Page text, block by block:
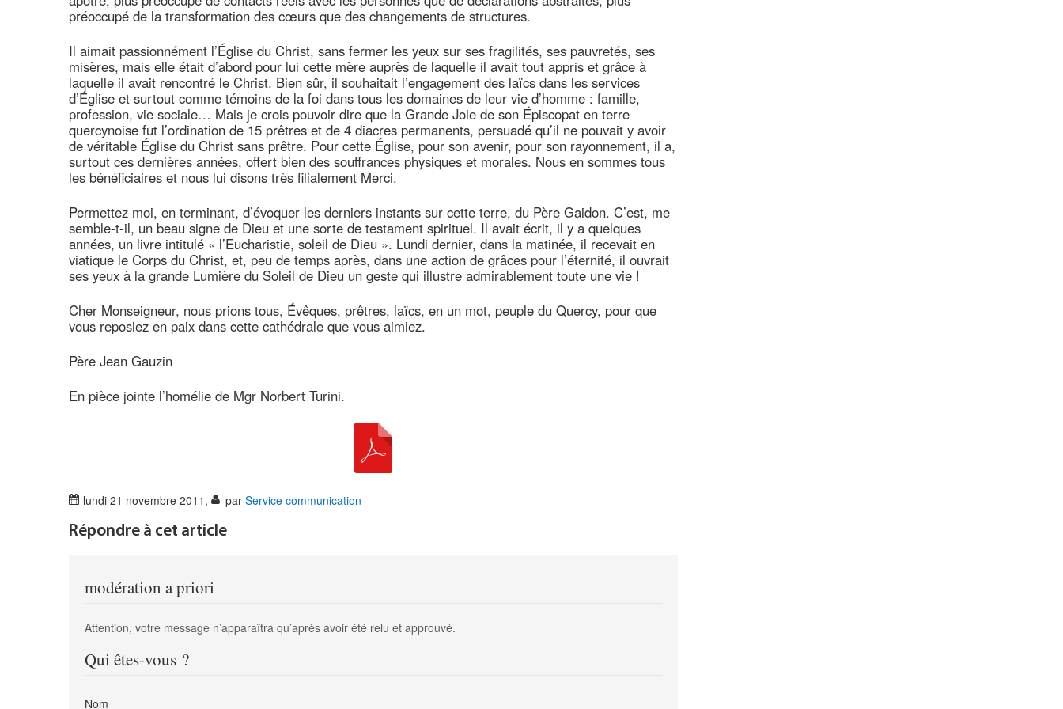
préoccupé de la transformation des cœurs que des changements de structures.
Il aimait passionnément l’Église du Christ, sans fermer les yeux sur ses fragilités, ses pauvretés, ses
misères, mais elle était d’abord pour lui cette mère auprès de laquelle il avait tout appris et grâce à
laquelle il avait rencontré le Christ. Bien sûr, il souhaitait l’engagement des laïcs dans les services
d’Église et surtout comme témoins de la foi dans tous les domaines de leur vie d’homme : famille,
profession, vie sociale… Mais je crois pouvoir dire que la Grande Joie de son Épiscopat en terre
quercynoise fut l’ordination de 15 prêtres et de 4 diacres permanents, persuadé qu’il ne pouvait y avoir
de véritable Église du Christ sans prêtre. Pour cette Église, pour son avenir, pour son rayonnement, il a,
surtout ces dernières années, offert bien des souffrances physiques et morales. Nous en sommes tous
les bénéficiaires et nous lui disons très filialement Merci.
Permettez moi, en terminant, d’évoquer les derniers instants sur cette terre, du Père Gaidon. C’est, me
semble-t-il, un beau signe de Dieu et une sorte de testament spirituel. Il avait écrit, il y a quelques
années, un livre intitulé « l’Eucharistie, soleil de Dieu ». Lundi dernier, dans la matinée, il recevait en
viatique le Corps du Christ, et, peu de temps après, dans une action de grâces pour l’éternité, il ouvrait
ses yeux à la grande Lumière du Soleil de Dieu un geste qui illustre admirablement toute une vie !
Cher Monseigneur, nous prions tous, Évêques, prêtres, laïcs, en un mot, peuple du Quercy, pour que
vous reposiez en paix dans cette cathédrale que vous aimiez.
Père Jean Gauzin
En pièce jointe l’homélie de Mgr Norbert Turini.
lundi 21 novembre 2011 , par Service communication
Répondre à cet article
modération a priori
Attention, votre message n’apparaîtra qu’après avoir été relu et approuvé.
Qui êtes-vous ?
Nom